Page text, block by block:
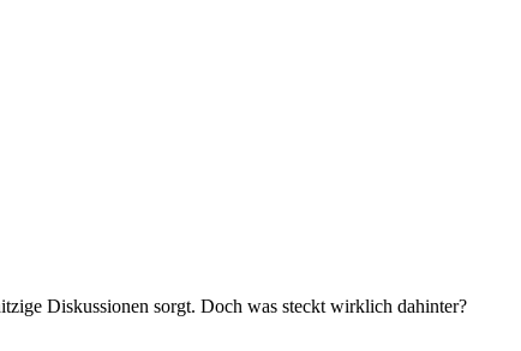
Diskussionen sorgt. Doch was steckt wirklich dahinter?